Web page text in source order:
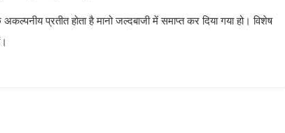
प्रतीत होता है मानो जल्दबाजी में समाप्त कर दिया गया हो। विशेष